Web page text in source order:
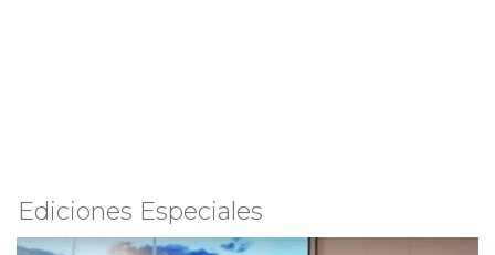
Ediciones Especiales